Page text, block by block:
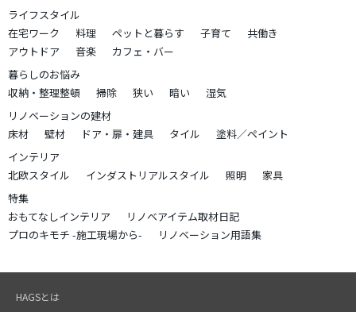
ライフスタイル
在宅ワーク
料理 ペットと暮らす 子育て
共働き
アウトドア
音楽
カフェ・バー
暮らしのお悩み
収納・整理整頓
掃除 狭い 暗い
湿気
リノベーションの建材
床材
壁材 ドア・扉・建具 タイル
塗料／ペイント
インテリア
北欧スタイル
インダストリアルスタイル 照明
家具
特集
おもてなしインテリア
リノベアイテム取材日記
プロのキモチ -施工現場から-
リノベーション用語集
HAGSとは